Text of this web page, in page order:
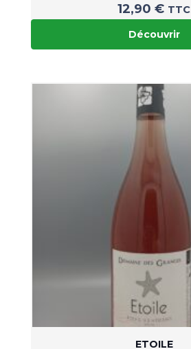
12,90 € TTC
Découvrir
ETOILE